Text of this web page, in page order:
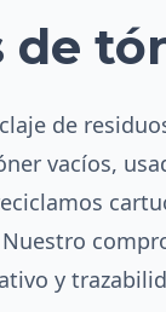
de
vacíos,
y